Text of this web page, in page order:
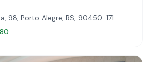
98, Porto Alegre, RS, 90450-171